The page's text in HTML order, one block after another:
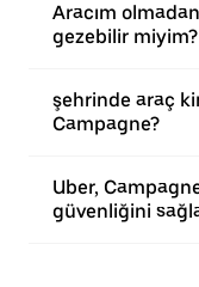
Aracım
gezebilir miyim?
şehrinde araç
Campagne?
Uber,
güvenliğini